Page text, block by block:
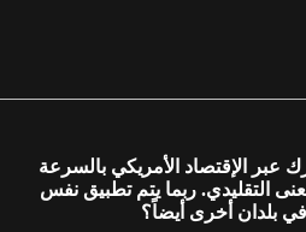
عبر الإقتصاد الأمريكي بالسرعة
التقليدي. ربما يتم تطبيق نفس
في بلدان أخرى أيضاً؟